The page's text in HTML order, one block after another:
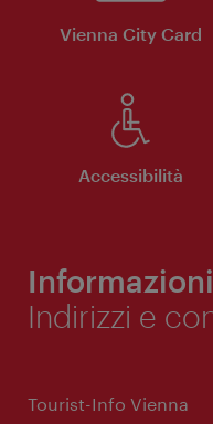
Vienna City Card
Accessibilità
Indirizzi e
Tourist-Info Vienna